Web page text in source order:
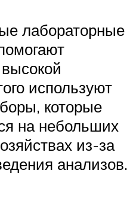
лабораторные
используют
которые
на небольших
из-за
анализов.